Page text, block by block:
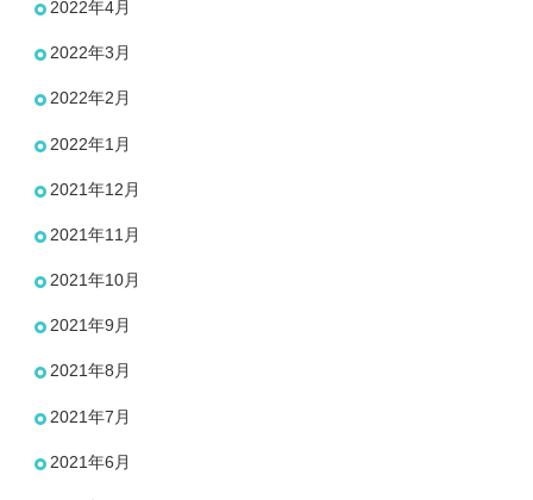
2022年4月
2022年3月
2022年2月
2022年1月
2021年12月
2021年11月
2021年10月
2021年9月
2021年8月
2021年7月
2021年6月